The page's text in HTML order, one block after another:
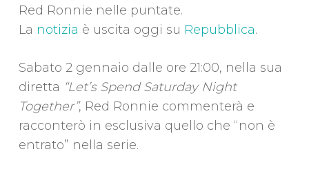
Red Ronnie nelle puntate.
La notizia è uscita oggi su Repubblica.
Sabato 2 gennaio dalle ore 21:00, nella sua
diretta “Let’s Spend Saturday Night
Together”, Red Ronnie commenterà e
racconterò in esclusiva quello che “non è
entrato” nella serie.